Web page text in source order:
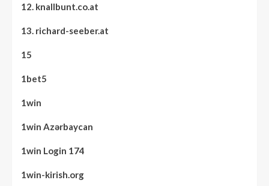
12. knallbunt.co.at
13. richard-seeber.at
15
1bet5
1win
1win Azərbaycan
1win Login 174
1win-kirish.org